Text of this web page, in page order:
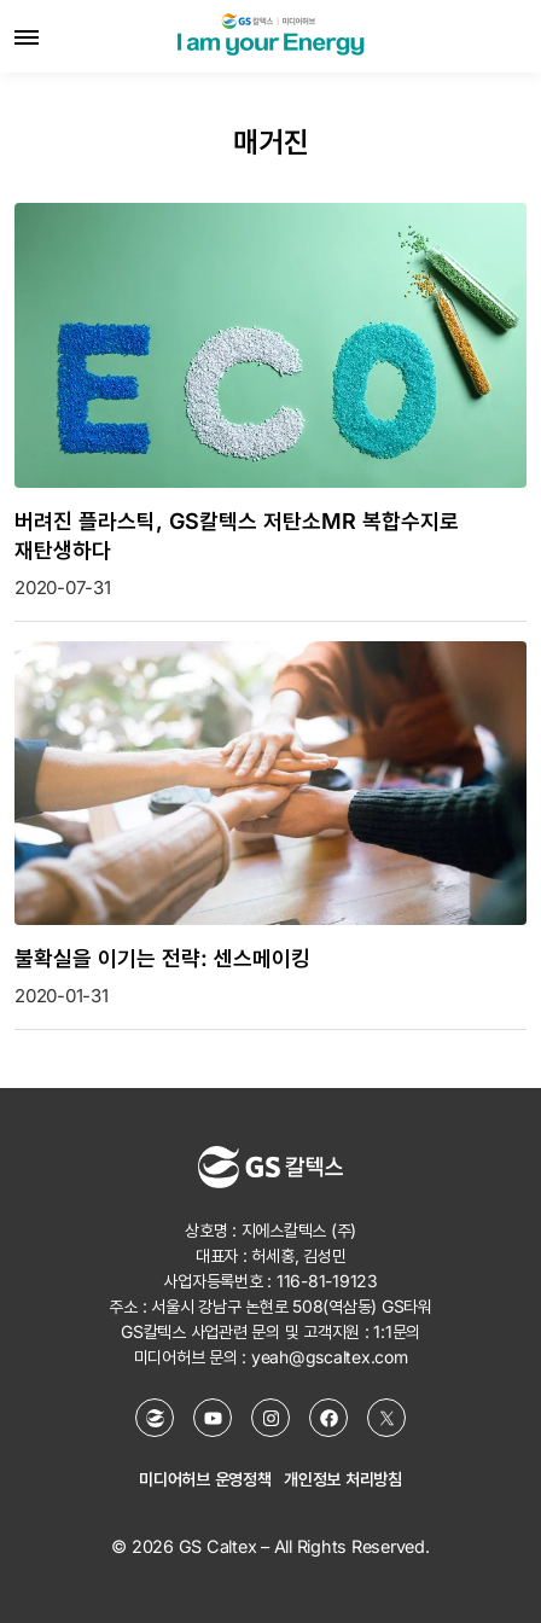
매거진
버려진 플라스틱, GS칼텍스 저탄소MR 복합수지로
재탄생하다
2020-07-31
불확실을 이기는 전략: 센스메이킹
2020-01-31
상호명 : 지에스칼텍스 (주)
대표자 : 허세홍, 김성민
사업자등록번호 : 116-81-19123
주소 : 서울시 강남구 논현로 508(역삼동) GS타워
GS칼텍스 사업관련 문의 및 고객지원 :1:1문의
미디어허브 문의 : yeah@gscaltex.com
미디어허브 운영정책 개인정보 처리방침
© 2026 GS Caltex – All Rights Reserved.